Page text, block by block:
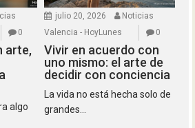
0
arte,
algo
julio 20, 2026
Noticias
Valencia - HoyLunes
0
Vivir en acuerdo con
uno mismo: el arte de
decidir con conciencia
La vida no está hecha solo de
grandes...